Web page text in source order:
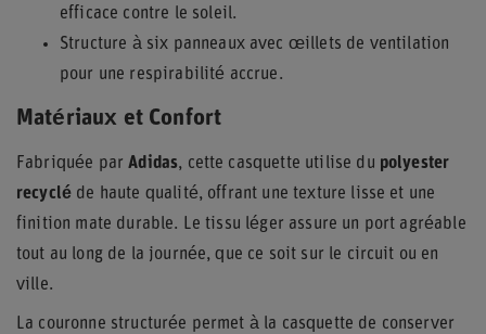
efficace contre le soleil.
Structure à six panneaux avec œillets de ventilation
pour une respirabilité accrue.
Matériaux et Confort
Fabriquée parAdidas, cette casquette utilise du polyester
recyclé de haute qualité, offrant une texture lisse et une
finition mate durable. Le tissu léger assure un port agréable
tout au long de la journée, que ce soit sur le circuit ou en
ville.
La couronne structurée permet à la casquette de conserver